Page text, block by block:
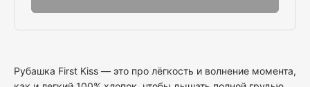
Рубашка First Kiss — это про лёгкость и волнение момента,